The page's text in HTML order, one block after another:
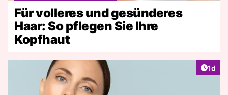
Für volleres und gesünderes
Haar: So pflegen Sie Ihre
Kopfhaut
1d